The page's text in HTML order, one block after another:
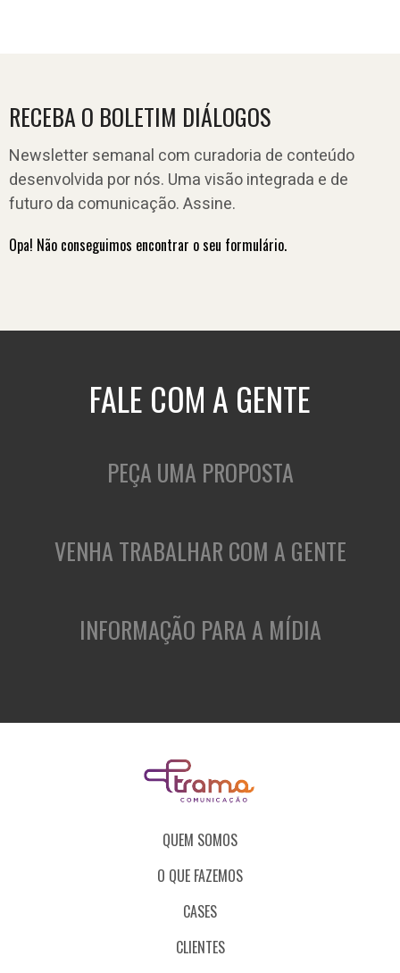
RECEBA O BOLETIM DIÁLOGOS
Newsletter semanal com curadoria de conteúdo
desenvolvida por nós. Uma visão integrada e de
futuro da comunicação. Assine.
Opa! Não conseguimos encontrar o seu formulário.
FALE COM A GENTE
PEÇA UMA PROPOSTA
VENHA TRABALHAR COM A GENTE
INFORMAÇÃO PARA A MÍDIA
QUEM SOMOS
O QUE FAZEMOS
CASES
CLIENTES